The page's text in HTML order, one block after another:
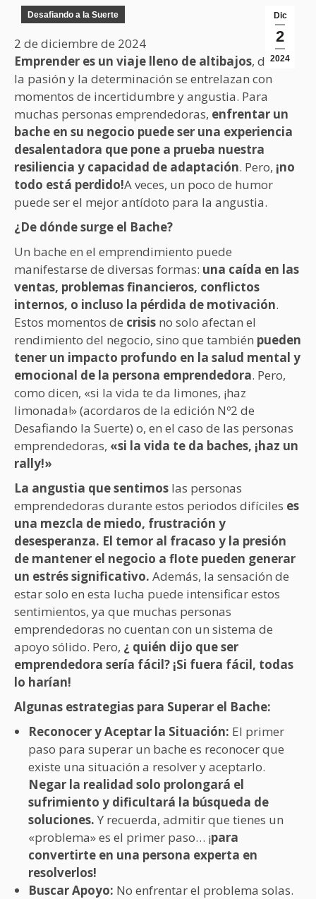
Dic
2
2024
Desafiando a la Suerte
2 de diciembre de 2024
Emprender es un viaje lleno de altibajos, donde
la pasión y la determinación se entrelazan con
momentos de incertidumbre y angustia. Para
muchas personas emprendedoras, enfrentar un
bache en su negocio puede ser una experiencia
desalentadora que pone a prueba nuestra
resiliencia y capacidad de adaptación. Pero, ¡no
todo está perdido!A veces, un poco de humor
puede ser el mejor antídoto para la angustia.
¿De dónde surge el Bache?
Un bache en el emprendimiento puede
manifestarse de diversas formas: una caída en las
ventas, problemas financieros, conflictos
internos, o incluso la pérdida de motivación.
Estos momentos de crisis no solo afectan el
rendimiento del negocio, sino que también pueden
tener un impacto profundo en la salud mental y
emocional de la persona emprendedora. Pero,
como dicen, «si la vida te da limones, ¡haz
limonada!» (acordaros de la edición Nº2 de
Desafiando la Suerte) o, en el caso de las personas
emprendedoras, «si la vida te da baches, ¡haz un
rally!»
La angustia que sentimos las personas
emprendedoras durante estos periodos difíciles es
una mezcla de miedo, frustración y
desesperanza. El temor al fracaso y la presión
de mantener el negocio a flote pueden generar
un estrés significativo. Además, la sensación de
estar solo en esta lucha puede intensificar estos
sentimientos, ya que muchas personas
emprendedoras no cuentan con un sistema de
apoyo sólido. Pero, ¿ quién dijo que ser
emprendedora sería fácil? ¡Si fuera fácil, todas
lo harían!
Algunas estrategias para Superar el Bache:
Reconocer y Aceptar la Situación: El primer
paso para superar un bache es reconocer que
existe una situación a resolver y aceptarlo.
Negar la realidad solo prolongará el
sufrimiento y dificultará la búsqueda de
soluciones. Y recuerda, admitir que tienes un
«problema» es el primer paso… ¡para
convertirte en una persona experta en
resolverlos!
Buscar Apoyo: No enfrentar el problema solas.